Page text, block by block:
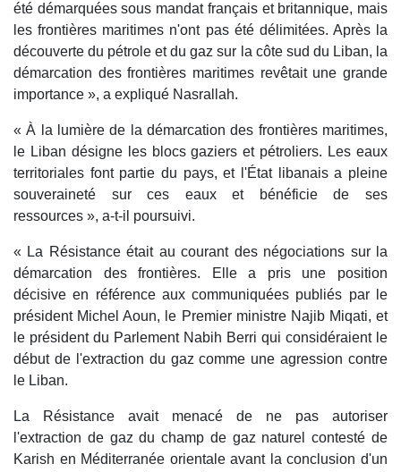
été démarquées sous mandat français et britannique, mais
les frontières maritimes n'ont pas été délimitées. Après la
découverte du pétrole et du gaz sur la côte sud du Liban, la
démarcation des frontières maritimes revêtait une grande
importance », a expliqué Nasrallah.
« À la lumière de la démarcation des frontières maritimes,
le Liban désigne les blocs gaziers et pétroliers. Les eaux
territoriales font partie du pays, et l'État libanais a pleine
souveraineté sur ces eaux et bénéficie de ses
ressources », a-t-il poursuivi.
« La Résistance était au courant des négociations sur la
démarcation des frontières. Elle a pris une position
décisive en référence aux communiquées publiés par le
président Michel Aoun, le Premier ministre Najib Miqati, et
le président du Parlement Nabih Berri qui considéraient le
début de l'extraction du gaz comme une agression contre
le Liban.
La Résistance avait menacé de ne pas autoriser
l'extraction de gaz du champ de gaz naturel contesté de
Karish en Méditerranée orientale avant la conclusion d'un